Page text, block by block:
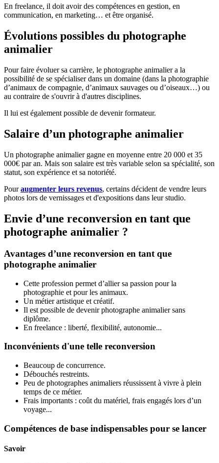
En freelance, il doit avoir des compétences en gestion, en
communication, en marketing… et être organisé.
Évolutions possibles du photographe
animalier
Pour faire évoluer sa carrière, le photographe animalier a la
possibilité de se spécialiser dans un domaine (dans la photographie
d’animaux de compagnie, d’animaux sauvages ou d’oiseaux…) ou
au contraire de s'ouvrir à d'autres disciplines.
Il lui est également possible de devenir formateur.
Salaire d’un photographe animalier
Un photographe animalier gagne en moyenne entre 20 000 et 35
000€ par an. Mais son salaire est très variable selon sa spécialité, son
statut, son expérience et sa notoriété.
Pouraugmenter leurs revenus, certains décident de vendre leurs
photos lors de vernissages et d'expositions dans leur studio.
Envie d’une reconversion en tant que
photographe animalier ?
Avantages d’une reconversion en tant que
photographe animalier
Cette profession permet d’allier sa passion pour la
photographie et pour les animaux.
Un métier artistique et créatif.
Il est possible de devenir photographe animalier sans
diplôme.
En freelance : liberté, flexibilité, autonomie...
Inconvénients d'une telle reconversion
Beaucoup de concurrence.
Débouchés restreints.
Peu de photographes animaliers réussissent à vivre à plein
temps de ce métier.
Frais importants : coût du matériel, frais engagés lors d’un
voyage...
Compétences de base indispensables pour se lancer
Savoir